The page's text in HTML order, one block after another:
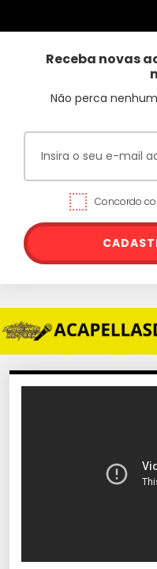
Receba novas
Não perca
Concordo